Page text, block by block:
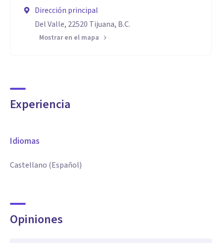
Dirección principal
Del Valle, 22520 Tijuana, B.C.
Mostrar en el mapa
Experiencia
Idiomas
Castellano (Español)
Opiniones